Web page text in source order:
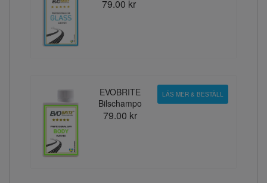
79.00 kr
EVOBRITE
Bilschampo
79.00 kr
LÄS MER & BESTÄLL